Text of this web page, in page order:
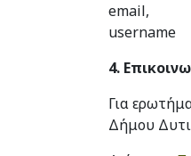
email,
username
4.
Για
Δήμου